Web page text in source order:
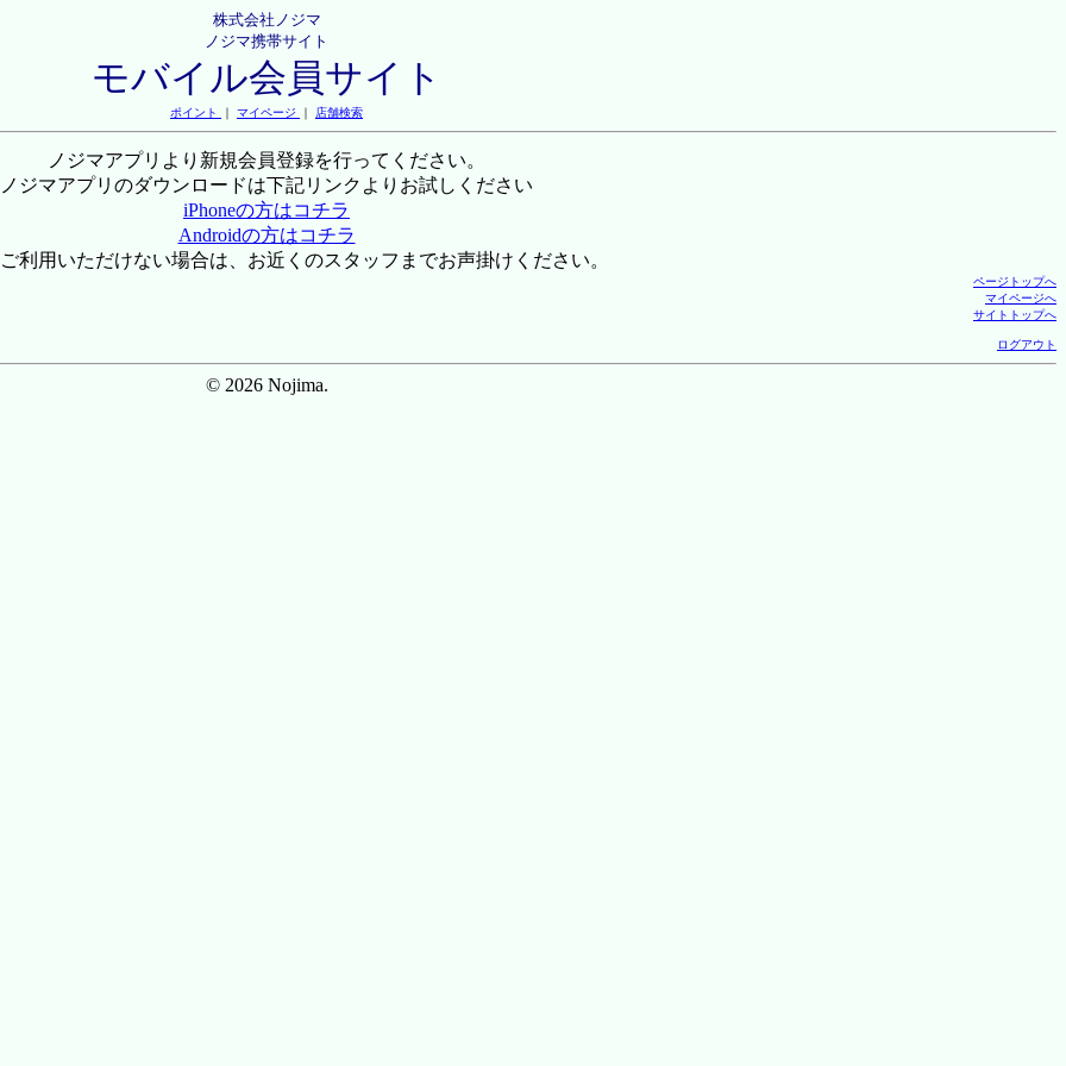
株式会社ノジマ
ノジマ携帯サイト
モバイル会員サイト
ポイント ｜ マイページ ｜ 店舗検索
ノジマアプリより新規会員登録を行ってください。
ノジマアプリのダウンロードは下記リンクよりお試しください
iPhoneの方はコチラ
Androidの方はコチラ
利用いただけない場合は、お近くのスタッフまでお声掛けください。
ページトップへ
マイページへ
サイトトップへ
ログアウト
© 2026 Nojima.